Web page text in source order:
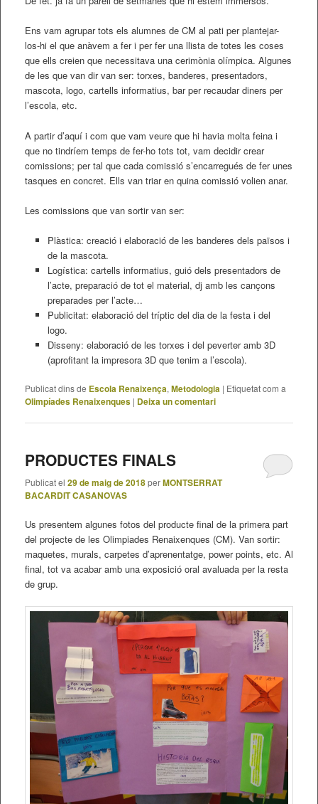
Ens vam agrupar tots els alumnes de CM al pati per plantejar-
los-hi el que anàvem a fer i per fer una llista de totes les coses
que ells creien que necessitava una cerimònia olímpica. Algunes
de les que van dir van ser: torxes, banderes, presentadors,
mascota, logo, cartells informatius, bar per recaudar diners per
l’escola, etc.
A partir d’aquí i com que vam veure que hi havia molta feina i
que no tindríem temps de fer-ho tots tot, vam decidir crear
comissions; per tal que cada comissió s’encarregués de fer unes
tasques en concret. Ells van triar en quina comissió volien anar.
Les comissions que van sortir van ser:
Plàstica: creació i elaboració de les banderes dels països i
de la mascota.
Logística: cartells informatius, guió dels presentadors de
l’acte, preparació de tot el material, dj amb les cançons
preparades per l’acte…
Publicitat: elaboració del tríptic del dia de la festa i del
logo.
Disseny: elaboració de les torxes i del peverter amb 3D
(aprofitant la impresora 3D que tenim a l’escola).
Publicat dins de Escola Renaixença, Metodologia | Etiquetat com a
Olimpíades Renaixenques | Deixa un comentari
PRODUCTES FINALS
Publicat el 29 de maig de 2018perMONTSERRAT
BACARDIT CASANOVAS
Us presentem algunes fotos del producte final de la primera part
del projecte de les Olimpiades Renaixenques (CM). Van sortir:
maquetes, murals, carpetes d’aprenentatge, power points, etc. Al
final, tot va acabar amb una exposició oral avaluada per la resta
de grup.